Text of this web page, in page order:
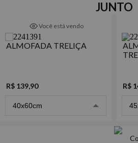
conforto e um acabamento
aconchegante e harmonioso.
Enchimento: fibra siliconada
Detalhes
- Estampada frente e verso, com mini
JUNTO
Você está vendo
ALMOFADA TRELIÇA
R$ 139,90
40x60cm
R$